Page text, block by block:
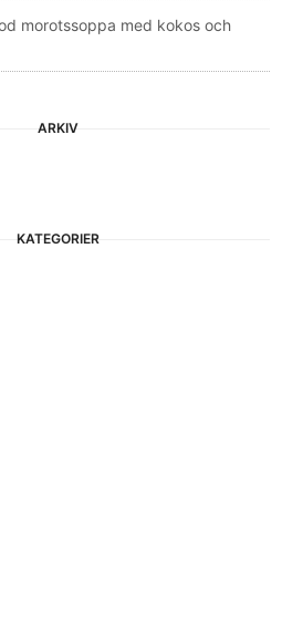
morotssoppa med kokos och
ARKIV
KATEGORIER